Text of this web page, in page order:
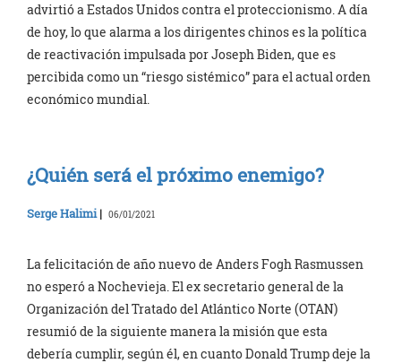
advirtió a Estados Unidos contra el proteccionismo. A día
de hoy, lo que alarma a los dirigentes chinos es la política
de reactivación impulsada por Joseph Biden, que es
percibida como un “riesgo sistémico” para el actual orden
económico mundial.
¿Quién será el próximo enemigo?
Serge Halimi| 06/01/2021
La felicitación de año nuevo de Anders Fogh Rasmussen
no esperó a Nochevieja. El ex secretario general de la
Organización del Tratado del Atlántico Norte (OTAN)
resumió de la siguiente manera la misión que esta
debería cumplir, según él, en cuanto Donald Trump deje la